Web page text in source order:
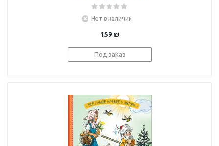
Нет в наличии
159 ₪
Под заказ